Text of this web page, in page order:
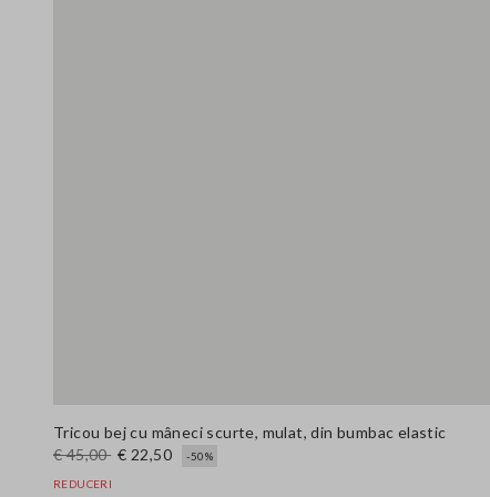
Tricou bej cu mâneci scurte, mulat, din bumbac elastic
€ 45,00 € 22,50 -50%
REDUCERI